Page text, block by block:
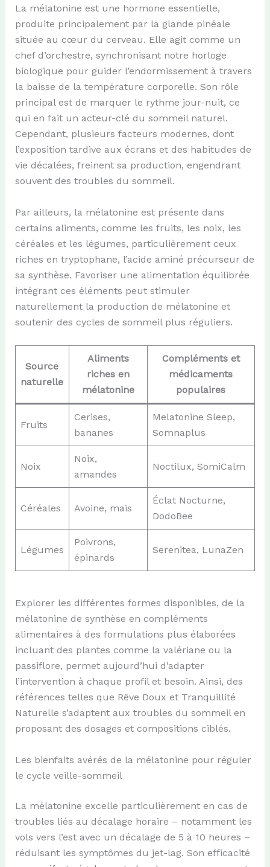
La mélatonine est une hormone essentielle,
produite principalement par la glande pinéale
située au cœur du cerveau. Elle agit comme un
chef d’orchestre, synchronisant notre horloge
biologique pour guider l’endormissement à travers
la baisse de la température corporelle. Son rôle
principal est de marquer le rythme jour-nuit, ce
qui en fait un acteur-clé du sommeil naturel.
Cependant, plusieurs facteurs modernes, dont
l’exposition tardive aux écrans et des habitudes de
vie décalées, freinent sa production, engendrant
souvent des troubles du sommeil.
Par ailleurs, la mélatonine est présente dans
certains aliments, comme les fruits, les noix, les
céréales et les légumes, particulièrement ceux
riches en tryptophane, l’acide aminé précurseur de
sa synthèse. Favoriser une alimentation équilibrée
intégrant ces éléments peut stimuler
naturellement la production de mélatonine et
soutenir des cycles de sommeil plus réguliers.
Source
naturelle
Aliments
riches en
mélatonine
Compléments et
médicaments
populaires
Fruits
Cerises,
bananes
Melatonine Sleep,
Somnaplus
Noix
Noix,
amandes
Noctilux, SomiCalm
Céréales Avoine, maïs
Éclat Nocturne,
DodoBee
Légumes
Poivrons,
épinards
Serenitea, LunaZen
Explorer les différentes formes disponibles, de la
mélatonine de synthèse en compléments
alimentaires à des formulations plus élaborées
incluant des plantes comme la valériane ou la
passiflore, permet aujourd’hui d’adapter
l’intervention à chaque profil et besoin. Ainsi, des
références telles que Rêve Doux et Tranquillité
Naturelle s’adaptent aux troubles du sommeil en
proposant des dosages et compositions ciblés.
Les bienfaits avérés de la mélatonine pour réguler
le cycle veille-sommeil
La mélatonine excelle particulièrement en cas de
troubles liés au décalage horaire – notamment les
vols vers l’est avec un décalage de 5 à 10 heures –
réduisant les symptômes du jet-lag. Son efficacité